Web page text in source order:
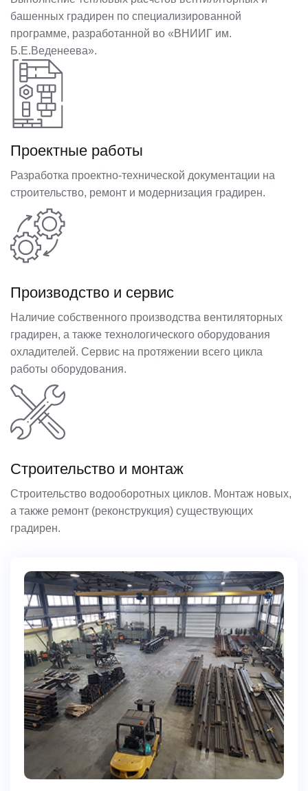
башенных градирен по специализированной
программе, разработанной во «ВНИИГ им.
Б.Е.Веденеева».
Проектные работы
Разработка проектно-технической документации на
строительство, ремонт и модернизация градирен.
Производство и сервис
Наличие собственного производства вентиляторных
градирен, а также технологического оборудования
охладителей. Сервис на протяжении всего цикла
работы оборудования.
Строительство и монтаж
Строительство водооборотных циклов. Монтаж новых,
а также ремонт (реконструкция) существующих
градирен.